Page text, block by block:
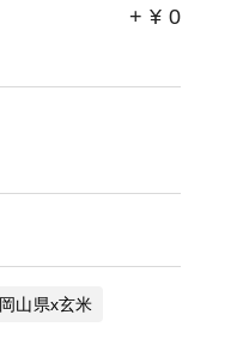
+ ¥ 0
岡山県x玄米